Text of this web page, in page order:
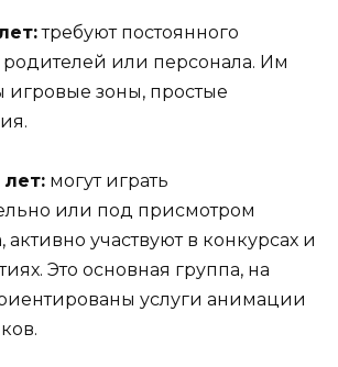
требуют постоянного
или персонала. Им
игровые зоны, простые
лет: могут играть
или под присмотром
активно участвуют в конкурсах и
Это основная группа, на
услуги анимации